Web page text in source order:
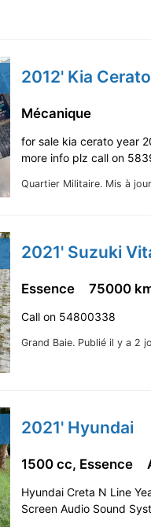
2012' Kia Cerato
Quartier Militaire. Mis à
Mécanique
for sale kia cerato year
more info plz call on
2021' Suzuki
Grand Baie. Publié il y a 2
Essence 75000
Call on 54800338
2021' Hyundai
1500 cc, Essence
Hyundai Creta N Line
Screen Audio Sound